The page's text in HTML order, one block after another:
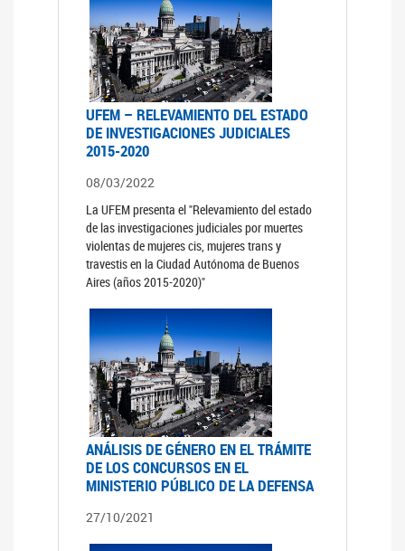
UFEM – RELEVAMIENTO DEL ESTADO
DE INVESTIGACIONES JUDICIALES
2015-2020
08/03/2022
La UFEM presenta el "Relevamiento del estado
de las investigaciones judiciales por muertes
violentas de mujeres cis, mujeres trans y
travestis en la Ciudad Autónoma de Buenos
Aires (años 2015-2020)"
ANÁLISIS DE GÉNERO EN EL TRÁMITE
DE LOS CONCURSOS EN EL
MINISTERIO PÚBLICO DE LA DEFENSA
27/10/2021